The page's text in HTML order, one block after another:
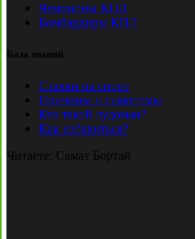
Чемпионы КПЛ
Бомбардиры КПЛ
База знаний
Ставки на спорт
Причины и симптомы
Кто такой лудоман?
Как избавиться?
Читаете: Самат Бортай